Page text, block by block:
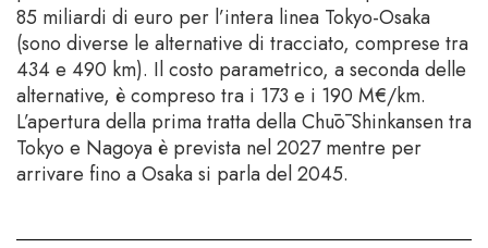
85 miliardi di euro per l’intera linea Tokyo-Osaka
(sono diverse le alternative di tracciato, comprese tra
434 e 490 km). Il costo parametrico, a seconda delle
alternative, è compreso tra i 173 e i 190 M€/km.
L’apertura della prima tratta della Chūō Shinkansen tra
Tokyo e Nagoya è prevista nel 2027 mentre per
arrivare fino a Osaka si parla del 2045.